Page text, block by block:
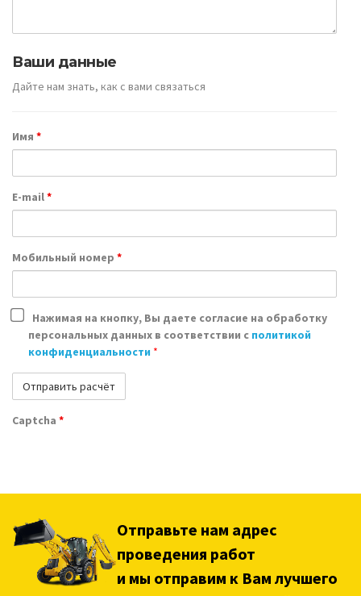
Ваши данные
Дайте нам знать, как с вами связаться
Имя *
E-mail*
Мобильный номер *
Нажимая на кнопку, Вы даете согласие на обработку
персональных данных в соответствии с политикой
конфиденциальности *
Captcha *
Отправьте нам адрес
проведения работ
и мы отправим к Вам лучшего